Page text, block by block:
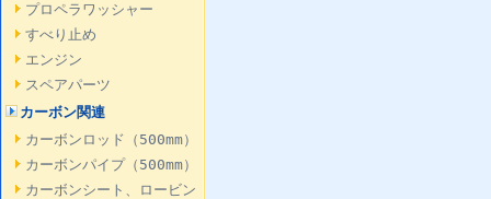
プロペラワッシャー
すべり止め
エンジン
スペアパーツ
カーボン関連
カーボンロッド（500mm）
カーボンパイプ（500mm）
カーボンシート、ロービン